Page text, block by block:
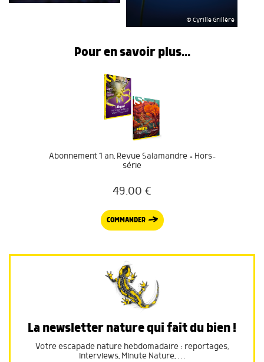
© Cyrille Grillère
Pour en savoir plus...
Abonnement 1 an, Revue Salamandre + Hors-
série
49.00 €
COMMANDER
La newsletter nature qui fait du bien !
Votre escapade nature hebdomadaire : reportages,
interviews, Minute Nature, …